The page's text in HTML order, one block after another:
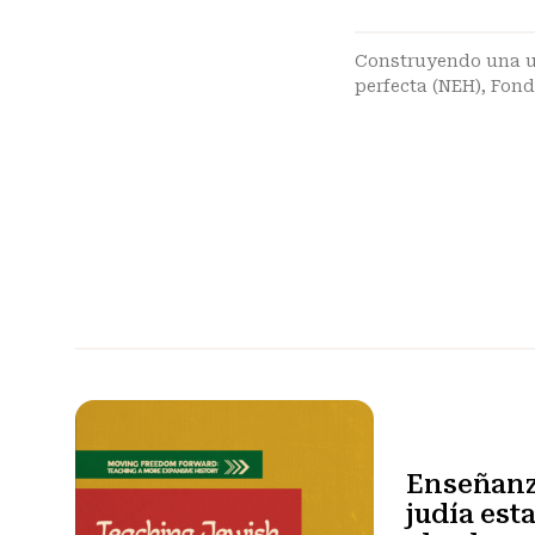
Construyendo una
perfecta (NEH),
judía